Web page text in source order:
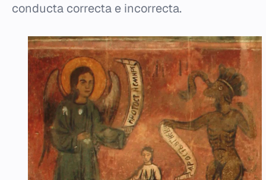
conducta correcta e incorrecta.